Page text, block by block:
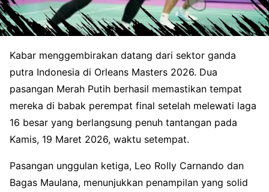
Kabar menggembirakan datang dari sektor ganda
putra Indonesia di Orleans Masters 2026. Dua
pasangan Merah Putih berhasil memastikan tempat
mereka di babak perempat final setelah melewati laga
16 besar yang berlangsung penuh tantangan pada
Kamis, 19 Maret 2026, waktu setempat.
Pasangan unggulan ketiga, Leo Rolly Carnando dan
Bagas Maulana, menunjukkan penampilan yang solid